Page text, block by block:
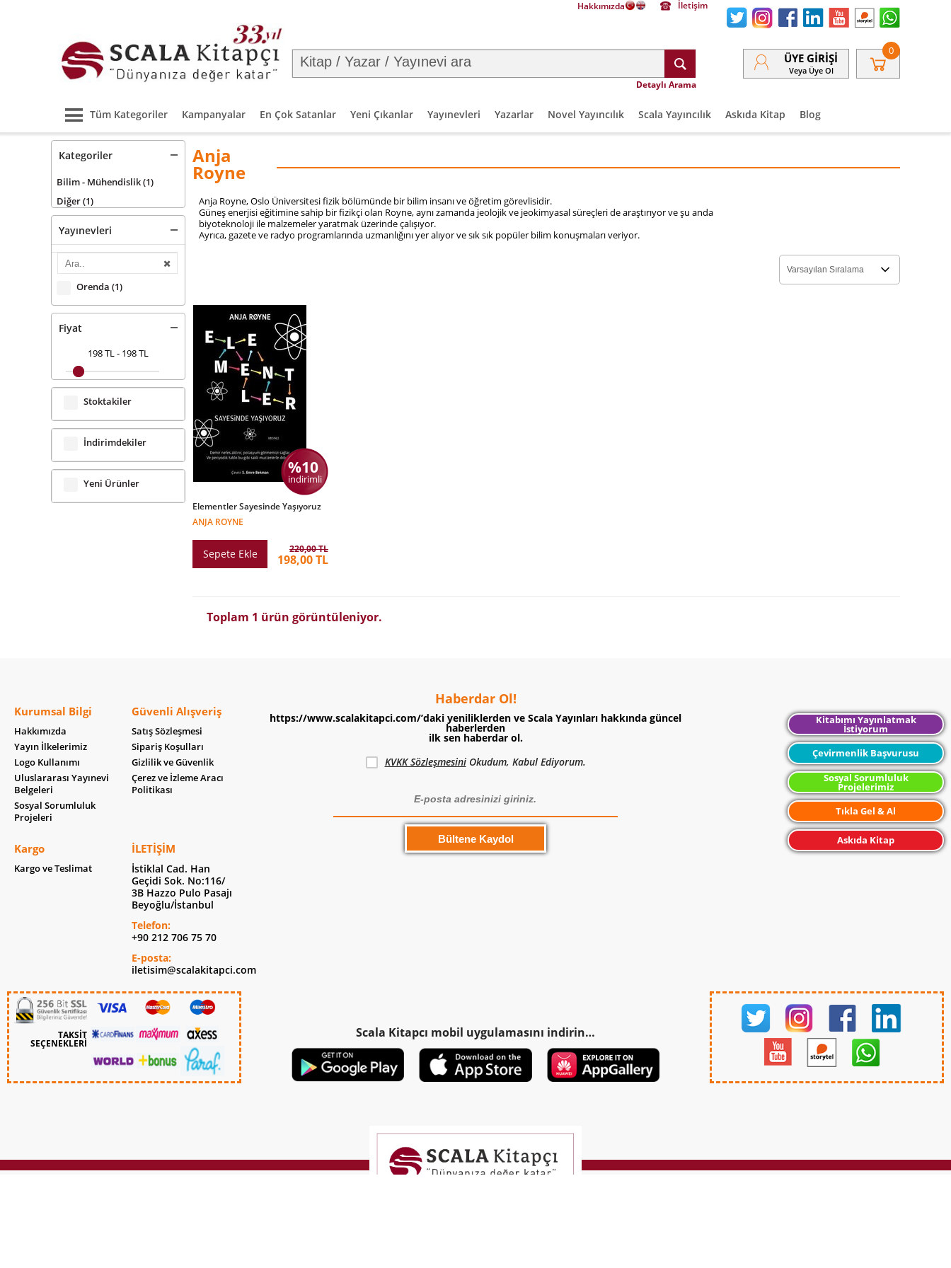
Hakkımızda İletişim
Detaylı Arama
ÜYE GIRIŞI
Veya Üye Ol
0
Tüm Kategoriler Kampanyalar En Çok Satanlar Yeni Çıkanlar Yayınevleri Yazarlar Novel Yayıncılık Scala Yayıncılık Askıda Kitap Blog
Kategoriler
Bilim - Mühendislik(1)
Diğer(1)
Yayınevleri
Orenda (1)
Fiyat
198 TL- 198 TL
Stoktakiler
İndirimdekiler
Yeni Ürünler
Anja
Royne
Anja Royne, Oslo Üniversitesi fizik bölümünde bir bilim insanı ve öğretim görevlisidir.
Güneş enerjisi eğitimine sahip bir fizikçi olan Royne, aynı zamanda jeolojik ve jeokimyasal süreçleri de araştırıyor ve şu anda
biyoteknoloji ile malzemeler yaratmak üzerinde çalışıyor.
Ayrıca, gazete ve radyo programlarında uzmanlığını yer alıyor ve sık sık popüler bilim konuşmaları veriyor.
%10
indirimli
Elementler Sayesinde Yaşıyoruz
ANJA ROYNE
Sepete Ekle 220,00 TL
198,00 TL
Toplam 1 ürün görüntüleniyor.
Kurumsal Bilgi
Hakkımızda
Yayın İlkelerimiz
Logo Kullanımı
Uluslararası Yayınevi
Belgeleri
Sosyal Sorumluluk
Projeleri
Güvenli Alışveriş
Satış Sözleşmesi
Sipariş Koşulları
Gizlilik ve Güvenlik
Çerez ve İzleme Aracı
Politikası
Kargo
Kargo ve Teslimat
İLETIŞIM
İstiklal Cad. Han
Geçidi Sok. No:116/
3B Hazzo Pulo Pasajı
Beyoğlu/İstanbul
Telefon:
+90 212 706 75 70
E-posta:
iletisim@scalakitapci.com
TAKSİT
SEÇENEKLERİ
Haberdar Ol!
https://www.scalakitapci.com/’daki yeniliklerden ve Scala Yayınları hakkında güncel
haberlerden
ilk sen haberdar ol.
KVKK SözleşmesiniOkudum, Kabul Ediyorum.
Scala Kitapcı mobil uygulamasını indirin…
Kitabımı Yayınlatmak
İstiyorum
Çevirmenlik Başvurusu
Sosyal Sorumluluk
Projelerimiz
Tıkla Gel & Al
Askıda Kitap